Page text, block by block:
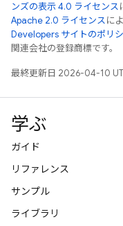
ンズの表示 4.0 ライセンス
Apache 2.0 ライセンスに
Developers サイトのポリ
関連会社の登録商標です。
最終更新日 2026-04-10
学ぶ
ガイド
リファレンス
サンプル
ライブラリ